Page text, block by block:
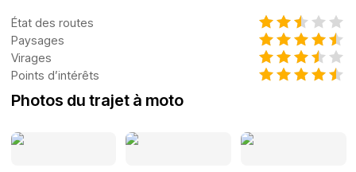
État des routes
Paysages
Virages
Points d’intérêts
Photos du trajet à moto